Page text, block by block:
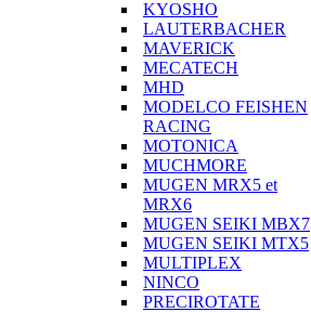
KYOSHO
LAUTERBACHER
MAVERICK
MECATECH
MHD
MODELCO FEISHEN
RACING
MOTONICA
MUCHMORE
MUGEN MRX5 et
MRX6
MUGEN SEIKI MBX7
MUGEN SEIKI MTX5
MULTIPLEX
NINCO
PRECIROTATE